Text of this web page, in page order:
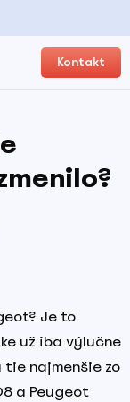
Kontakt
Je to
už iba výlučne
najmenšie zo
a Peugeot